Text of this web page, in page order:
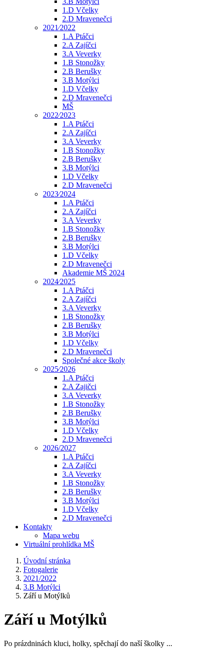
1.D Včelky
2.D Mravenečci
2021⁄2022
1.A Ptáčci
2.A Zajíčci
3.A Veverky
1.B Stonožky
2.B Berušky
3.B Motýlci
1.D Včelky
2.D Mravenečci
MŠ
2022⁄2023
1.A Ptáčci
2.A Zajíčci
3.A Veverky
1.B Stonožky
2.B Berušky
3.B Motýlci
1.D Včelky
2.D Mravenečci
2023⁄2024
1.A Ptáčci
2.A Zajíčci
3.A Veverky
1.B Stonožky
2.B Berušky
3.B Motýlci
1.D Včelky
2.D Mravenečci
Akademie MŠ 2024
2024⁄2025
1.A Ptáčci
2.A Zajíčci
3.A Veverky
1.B Stonožky
2.B Berušky
3.B Motýlci
1.D Včelky
2.D Mravenečci
Společné akce školy
2025⁄2026
1.A Ptáčci
2.A Zajičci
3.A Veverky
1.B Stonožky
2.B Berušky
3.B Motýlci
1.D Včelky
2.D Mravenečci
2026/2027
1.A Ptáčci
2.A Zajíčci
3.A Veverky
1.B Stonožky
2.B Berušky
3.B Motýlci
1.D Včelky
2.D Mravenečci
Kontakty
Mapa webu
Virtuální prohlídka MŠ
Úvodní stránka
Fotogalerie
2021/2022
3.B Motýlci
Září u Motýlků
Září u Motýlků
Po prázdninách kluci, holky, spěchají do naší školky ...